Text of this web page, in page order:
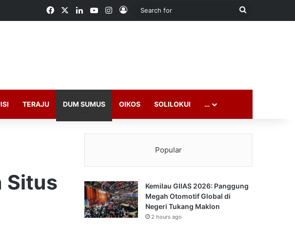
FacebookLinkedInYouTubeInstagram
Log In
Search
TERAJU DUM SUMUS OIKOS SOLILOKUI …
Situs
Popular
Kemilau GIIAS 2026: Panggung
Megah Otomotif Global di
Negeri Tukang Maklon
2 hours ago